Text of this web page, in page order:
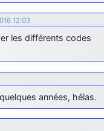
devant toi
savoir que faire après
de l'armée de l'air?
nous aimerions avoir
l'air de la haute -volta
les pieds, j’avoue
12:03
les différents codes
années, hélas.